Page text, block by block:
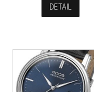
DETAIL